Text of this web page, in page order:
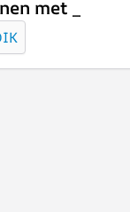
met _